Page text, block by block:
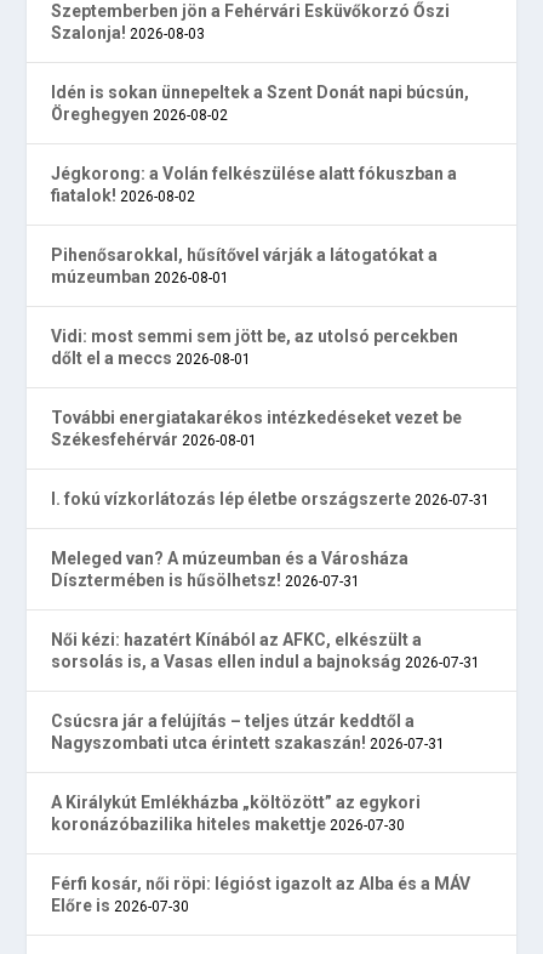
Szeptemberben jön a Fehérvári Esküvőkorzó Őszi
Szalonja! 2026-08-03
Idén is sokan ünnepeltek a Szent Donát napi búcsún,
Öreghegyen 2026-08-02
Jégkorong: a Volán felkészülése alatt fókuszban a
fiatalok! 2026-08-02
Pihenősarokkal, hűsítővel várják a látogatókat a
múzeumban 2026-08-01
Vidi: most semmi sem jött be, az utolsó percekben
dőlt el a meccs 2026-08-01
További energiatakarékos intézkedéseket vezet be
Székesfehérvár 2026-08-01
I. fokú vízkorlátozás lép életbe országszerte 2026-07-31
Meleged van? A múzeumban és a Városháza
Dísztermében is hűsölhetsz! 2026-07-31
Női kézi: hazatért Kínából az AFKC, elkészült a
sorsolás is, a Vasas ellen indul a bajnokság 2026-07-31
Csúcsra jár a felújítás – teljes útzár keddtől a
Nagyszombati utca érintett szakaszán! 2026-07-31
A Királykút Emlékházba „költözött” az egykori
koronázóbazilika hiteles makettje 2026-07-30
Férfi kosár, női röpi: légióst igazolt az Alba és a MÁV
Előre is 2026-07-30